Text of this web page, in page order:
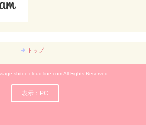
トップ
shitoe.cloud-line.com All Rights Reserved.
表示：PC